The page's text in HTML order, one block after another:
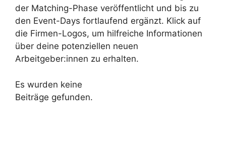
der Matching-Phase veröffentlicht und bis zu
den Event-Days fortlaufend ergänzt. Klick auf
die Firmen-Logos, um hilfreiche Informationen
über deine potenziellen neuen
Arbeitgeber:innen zu erhalten.
Es wurden keine
Beiträge gefunden.